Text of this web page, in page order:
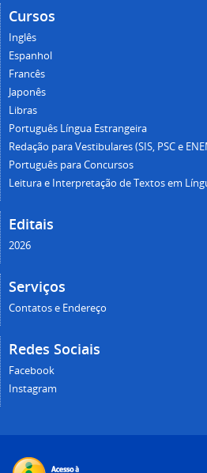
Cursos
Inglês
Espanhol
Francês
Japonês
Libras
Português Língua Estrangeira
Redação para Vestibulares (SIS, PSC e
Português para Concursos
Leitura e Interpretação de Textos em
Editais
2026
Serviços
Contatos e Endereço
Redes Sociais
Facebook
Instagram